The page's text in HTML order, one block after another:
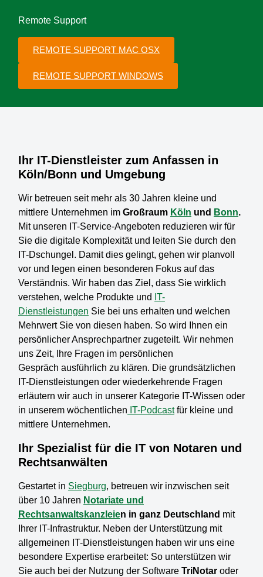
Remote Support
REMOTE SUPPORT MAC OSX
REMOTE SUPPORT WINDOWS
Ihr IT-Dienstleister zum Anfassen in
Köln/Bonn und Umgebung
Wir betreuen seit mehr als 30 Jahren kleine und
mittlere Unternehmen im Großraum Köln und Bonn.
Mit unseren IT-Service-Angeboten reduzieren wir für
Sie die digitale Komplexität und leiten Sie durch den
IT-Dschungel. Damit dies gelingt, gehen wir planvoll
vor und legen einen besonderen Fokus auf das
Verständnis. Wir haben das Ziel, dass Sie wirklich
verstehen, welche Produkte und IT-
Dienstleistungen Sie bei uns erhalten und welchen
Mehrwert Sie von diesen haben. So wird Ihnen ein
persönlicher Ansprechpartner zugeteilt. Wir nehmen
uns Zeit, Ihre Fragen im persönlichen
Gespräch ausführlich zu klären. Die grundsätzlichen
IT-Dienstleistungen oder wiederkehrende Fragen
erläutern wir auch in unserer Kategorie IT-Wissen oder
in unserem wöchentlichen IT-Podcastfür kleine und
mittlere Unternehmen.
Ihr Spezialist für die IT von Notaren und
Rechtsanwälten
Gestartet in Siegburg, betreuen wir inzwischen seit
über 10 Jahren Notariate und
Rechtsanwaltskanzleien in ganz Deutschland mit
Ihrer IT-Infrastruktur. Neben der Unterstützung mit
allgemeinen IT-Dienstleistungen haben wir uns eine
besondere Expertise erarbeitet: So unterstützen wir
Sie auch bei der Nutzung der Software TriNotar oder